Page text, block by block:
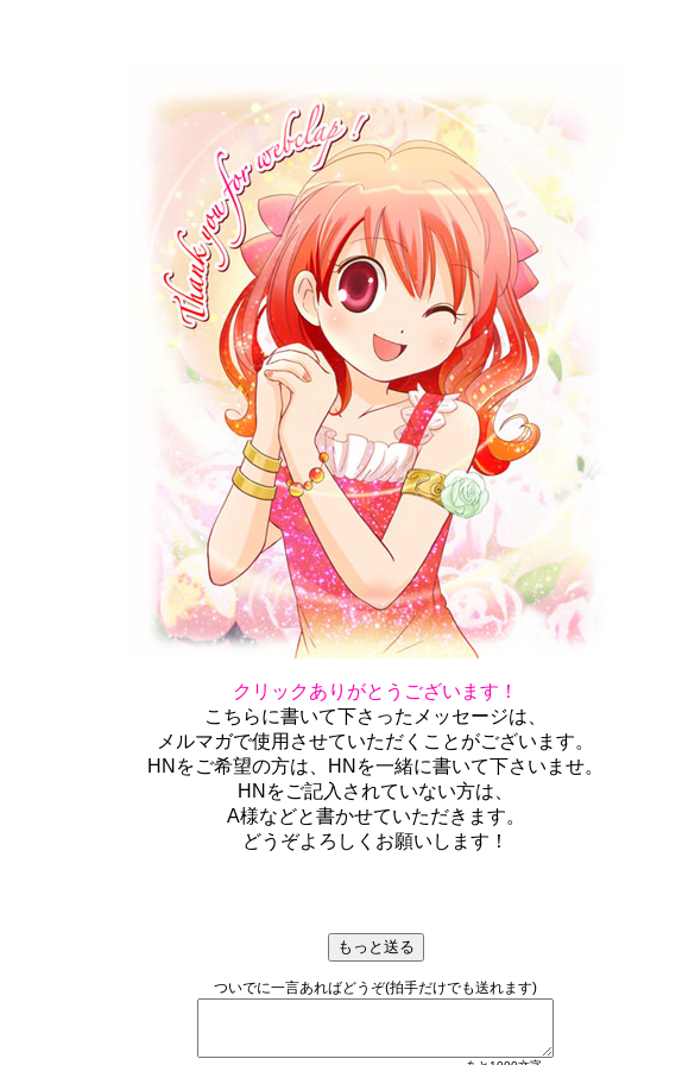
クリックありがとうございます！
こちらに書いて下さったメッセージは、
メルマガで使用させていただくことがございます。
HNをご希望の方は、HNを一緒に書いて下さいませ。
HNをご記入されていない方は、
A様などと書かせていただきます。
どうぞよろしくお願いします！
ついでに一言あればどうぞ(拍手だけでも送れます)